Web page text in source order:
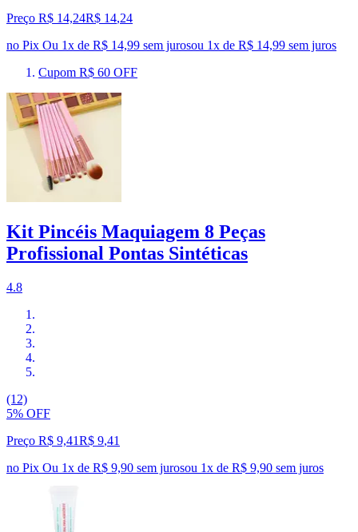
Preço R$ 14,24R$ 14,24
no Pix Ou 1x de R$ 14,99 sem jurosou 1x de R$ 14,99 sem juros
Cupom R$ 60 OFF
Kit Pincéis Maquiagem 8 Peças
Profissional Pontas Sintéticas
4.8
(12)
5% OFF
Preço R$ 9,41R$ 9,41
no Pix Ou 1x de R$ 9,90 sem jurosou 1x de R$ 9,90 sem juros